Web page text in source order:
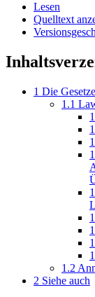
Lesen
Quelltext
1 Die
1.1
1.2
2 Siehe auch